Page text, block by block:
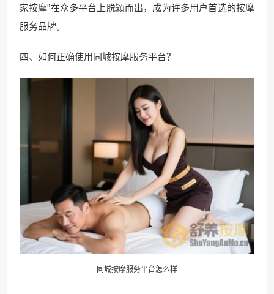
家按摩”在众多平台上脱颖而出，成为许多用户首选的按摩
服务品牌。
四、如何正确使用同城按摩服务平台？
同城按摩服务平台怎么样